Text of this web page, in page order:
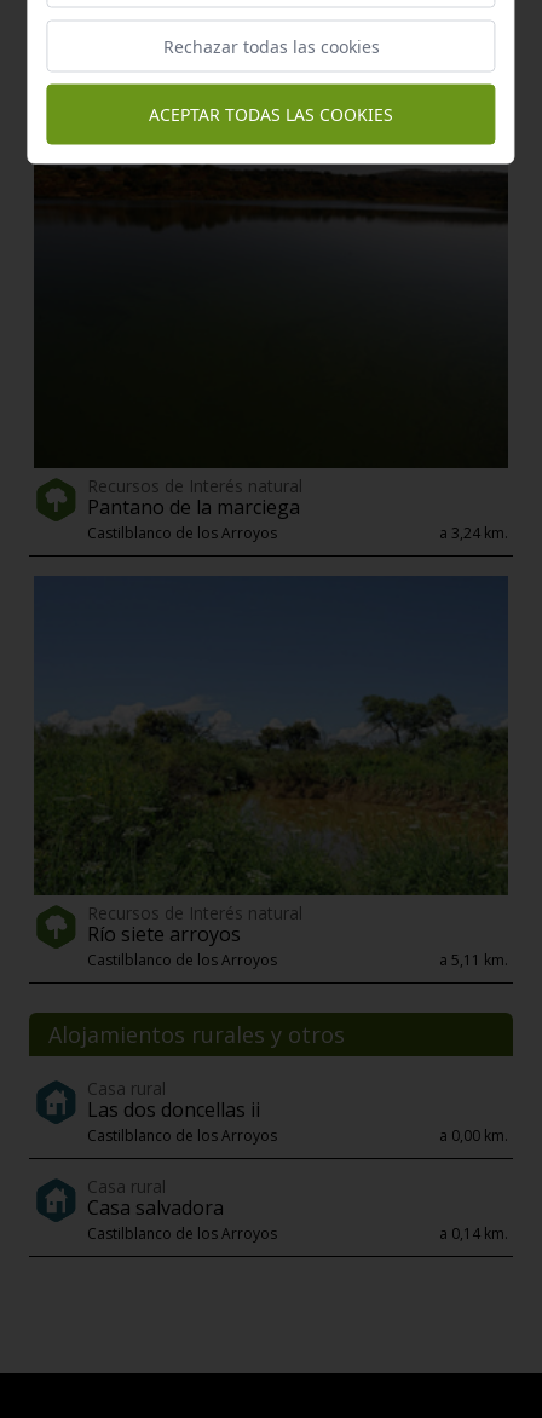
Recursos de Interés natural
Loma del hornillo
Castilblanco de los Arroyos
Recursos de Interés natural
Pantano de la marciega
Castilblanco de los Arroyos a 3,24 km.
Recursos de Interés natural
Río siete arroyos
Castilblanco de los Arroyos a 5,11 km.
Alojamientos rurales y otros
Casa rural
Las dos doncellas ii
Castilblanco de los Arroyos a 0,00 km.
Casa rural
Casa salvadora
Castilblanco de los Arroyos a 0,14 km.
Rechazar todas las cookies
ACEPTAR TODAS LAS COOKIES